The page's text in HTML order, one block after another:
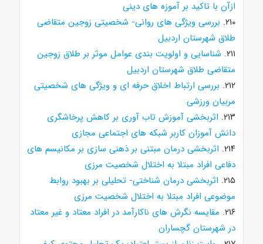
ازآن با تاکید بر آموزه های دینی
۲۱۰. بررسی ویژگی های روانی- شخصیتی زوجین متقاضی
طلاق شهرستان اردبیل
۲۱۱. شناسایی و اولویت بندی عوامل موثر بر طلاق زوجین
متقاضی طلاق شهرستان اردبیل
۲۱۲. بررسی ارتباط اخلاق حرفه ای و ویژگی های شخصیتی
مربیان ورزشی
۲۱۳. اثربخشی آموزش تاب آوری بر کاهش پرخاشگری
دانش آموزان کاربر شبکه های اجتماعی مجازی
۲۱۴. اثربخشی درمان مبتنی بر ذهنی سازی بر مکانیسم های
دفاعی افراد مبتلا به اختلال شخصیت مرزی
۲۱۵. اثربخشی درمان شناختی- تحلیلی بر بهبود روابط
موضوعی افراد مبتلا به اختلال شخصیت مرزی
۲۱۶. مقایسه نگرش های ناکارآمد در افراد معتاد و غیر معتاد
در شهرستان گچساران